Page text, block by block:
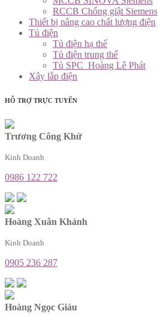
RCCB Chống giật Siemens
Thiết bị nâng cao chất lượng điện
Tủ điện
Tủ điện hạ thế
Tủ điện trung thế
Tủ SPC_Hoàng Lê Phát
Xây lắp điện
HỖ TRỢ TRỰC TUYẾN
Trương Công Khứ
Kinh Doanh
0986 122 722
Hoàng Xuân Khánh
Kinh Doanh
0905 236 287
Hoàng Ngọc Giàu